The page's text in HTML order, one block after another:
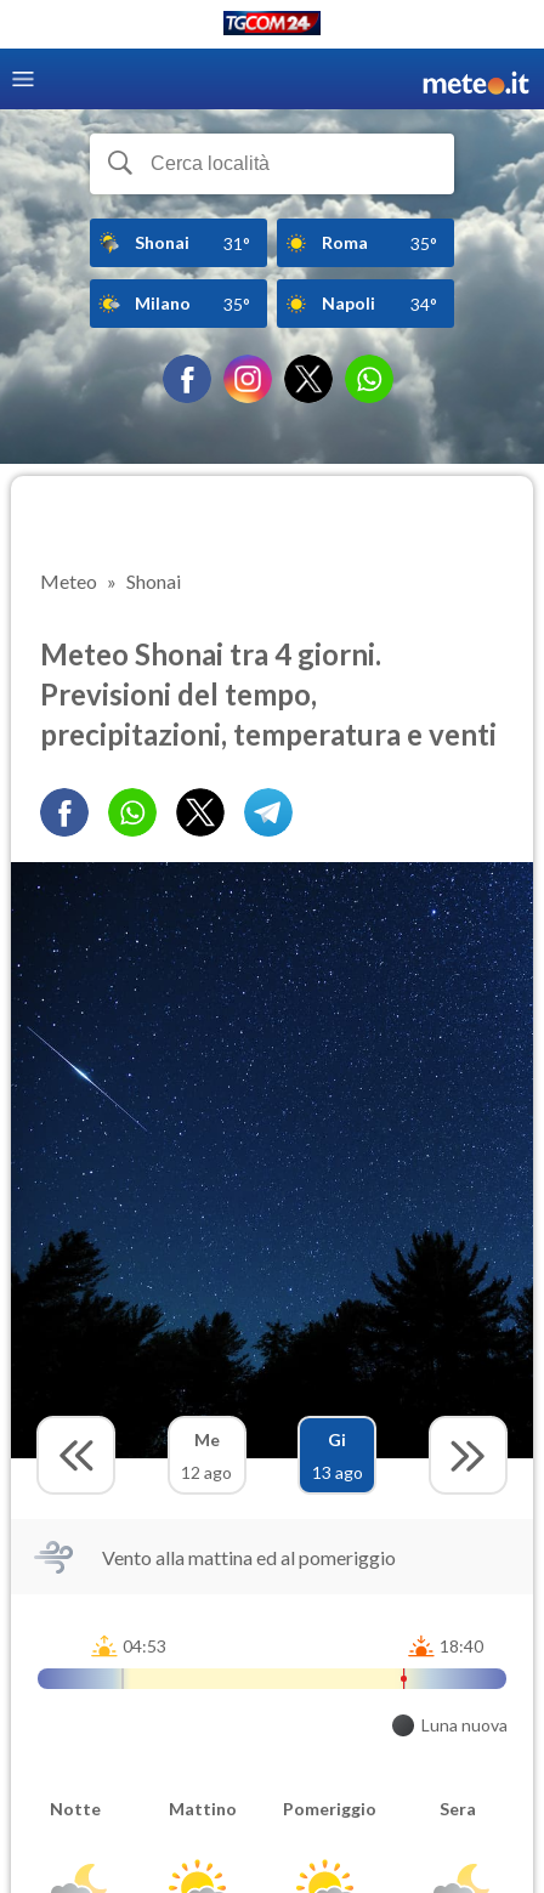
Shonai 31° Roma 35°
Milano 35° Napoli 34°
Meteo Shonai
Meteo Shonai tra 4 giorni.
Previsioni del tempo,
precipitazioni, temperatura e venti
Me
12 ago
Gi
13 ago
Vento alla mattina ed al pomeriggio
04:53 18:40
Luna nuova
Notte Mattino Pomeriggio Sera